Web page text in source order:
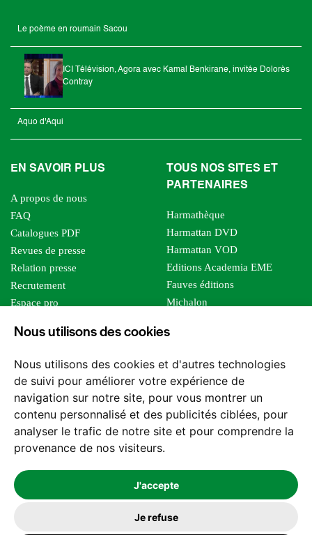
Nous utilisons des cookies
Nous utilisons des cookies et d'autres technologies
de suivi pour améliorer votre expérience de
navigation sur notre site, pour vous montrer un
contenu personnalisé et des publicités ciblées, pour
analyser le trafic de notre site et pour comprendre la
provenance de nos visiteurs.
J'accepte
Je refuse
Le poème en roumain Sacou
ICI Télévision, Agora avec Kamal Benkirane, invitée Dolorès
Contray
Aquo d'Aqui
EN SAVOIR PLUS
A propos de nous
FAQ
Catalogues PDF
Revues de presse
Relation presse
Recrutement
Espace pro
Foreign rights
TOUS NOS SITES ET
PARTENAIRES
Harmathèque
Harmattan DVD
Harmattan VOD
Editions Academia EME
Fauves éditions
Michalon
Editions Sutton
Les impliqués
Tous les éditeurs
Nos structures
Nous contacter